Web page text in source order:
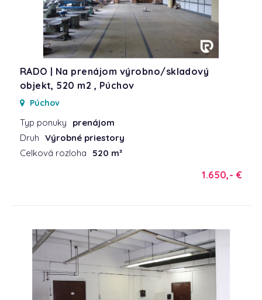
RADO | Na prenájom výrobno/skladový
objekt, 520 m2 , Púchov
Púchov
Typ ponuky
prenájom
Druh Výrobné priestory
Celková rozloha
520 m²
1.650,- €